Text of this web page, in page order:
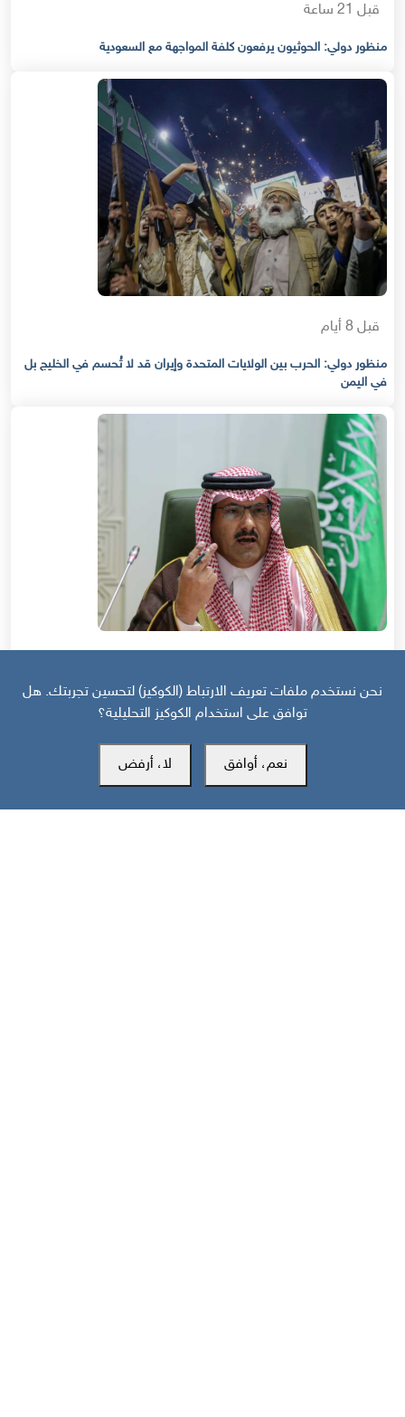
قبل 21 ساعة
منظور دولي: الحوثيون يرفعون كلفة المواجهة مع السعودية
قبل 8 أيام
منظور دولي: الحرب بين الولايات المتحدة وإيران قد لا تُحسم في الخليج بل
في اليمن
منظور دولي | استراتيجية السعودية في اليمن: عصا للجنوبيين وجزرة لأوروبا
نحن نستخدم ملفات تعريف الارتباط (الكوكيز) لتحسين تجربتك. هل
توافق على استخدام الكوكيز التحليلية؟
نعم، أوافق لا، أرفض